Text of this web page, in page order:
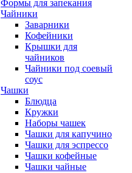
Формы для запекания
Чайники
Заварники
Кофейники
Крышки для
чайников
Чайники под соевый
соус
Чашки
Блюдца
Кружки
Наборы чашек
Чашки для капучино
Чашки для эспрессо
Чашки кофейные
Чашки чайные